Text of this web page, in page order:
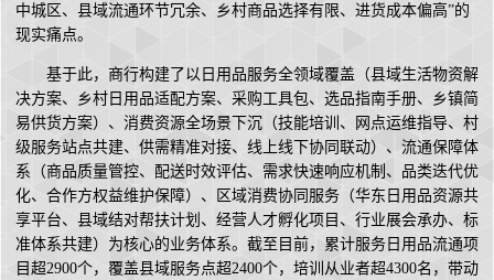
中城区、县域流通环节冗余、乡村商品选择有限、进货成本偏高”的
现实痛点。
基于此，商行构建了以日用品服务全领域覆盖（县域生活物资解
决方案、乡村日用品适配方案、采购工具包、选品指南手册、乡镇简
易供货方案）、消费资源全场景下沉（技能培训、网点运维指导、村
级服务站点共建、供需精准对接、线上线下协同联动）、流通保障体
系（商品质量管控、配送时效评估、需求快速响应机制、品类迭代优
化、合作方权益维护保障）、区域消费协同服务（华东日用品资源共
享平台、县域结对帮扶计划、经营人才孵化项目、行业展会承办、标
准体系共建）为核心的业务体系。截至目前，累计服务日用品流通项
目超2900个，覆盖县域服务点超2400个，培训从业者超4300名，带动